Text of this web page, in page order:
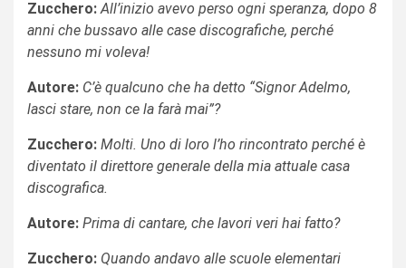
Zucchero: All’inizio avevo perso ogni speranza, dopo 8
anni che bussavo alle case discografiche, perché
nessuno mi voleva!
Autore: C’è qualcuno che ha detto “Signor Adelmo,
lasci stare, non ce la farà mai”?
Zucchero: Molti. Uno di loro l’ho rincontrato perché è
diventato il direttore generale della mia attuale casa
discografica.
Autore: Prima di cantare, che lavori veri hai fatto?
Zucchero: Quando andavo alle scuole elementari